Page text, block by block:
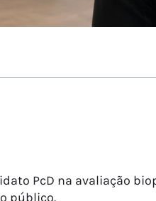
PcD na avaliação
público.